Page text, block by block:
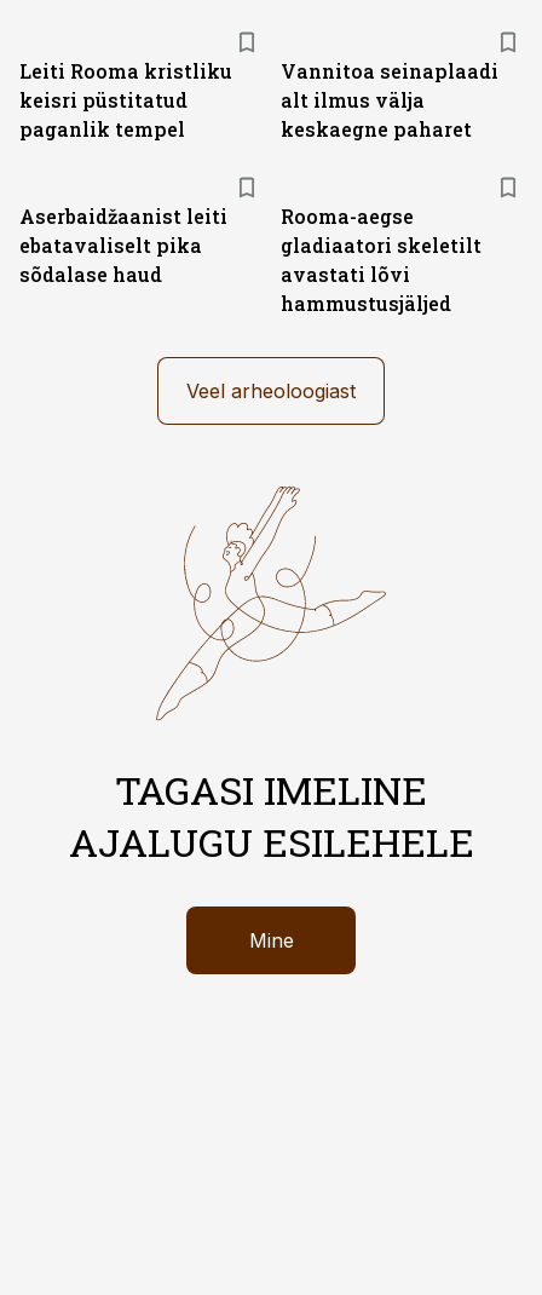
Leiti Rooma kristliku
keisri püstitatud
paganlik tempel
Vannitoa seinaplaadi
alt ilmus välja
keskaegne paharet
Aserbaidžaanist leiti
ebatavaliselt pika
sõdalase haud
Rooma-aegse
gladiaatori skeletilt
avastati lõvi
hammustusjäljed
Veel arheoloogiast
TAGASI IMELINE
AJALUGU ESILEHELE
Mine